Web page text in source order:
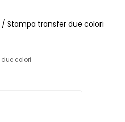
/ Stampa transfer due colori
colori